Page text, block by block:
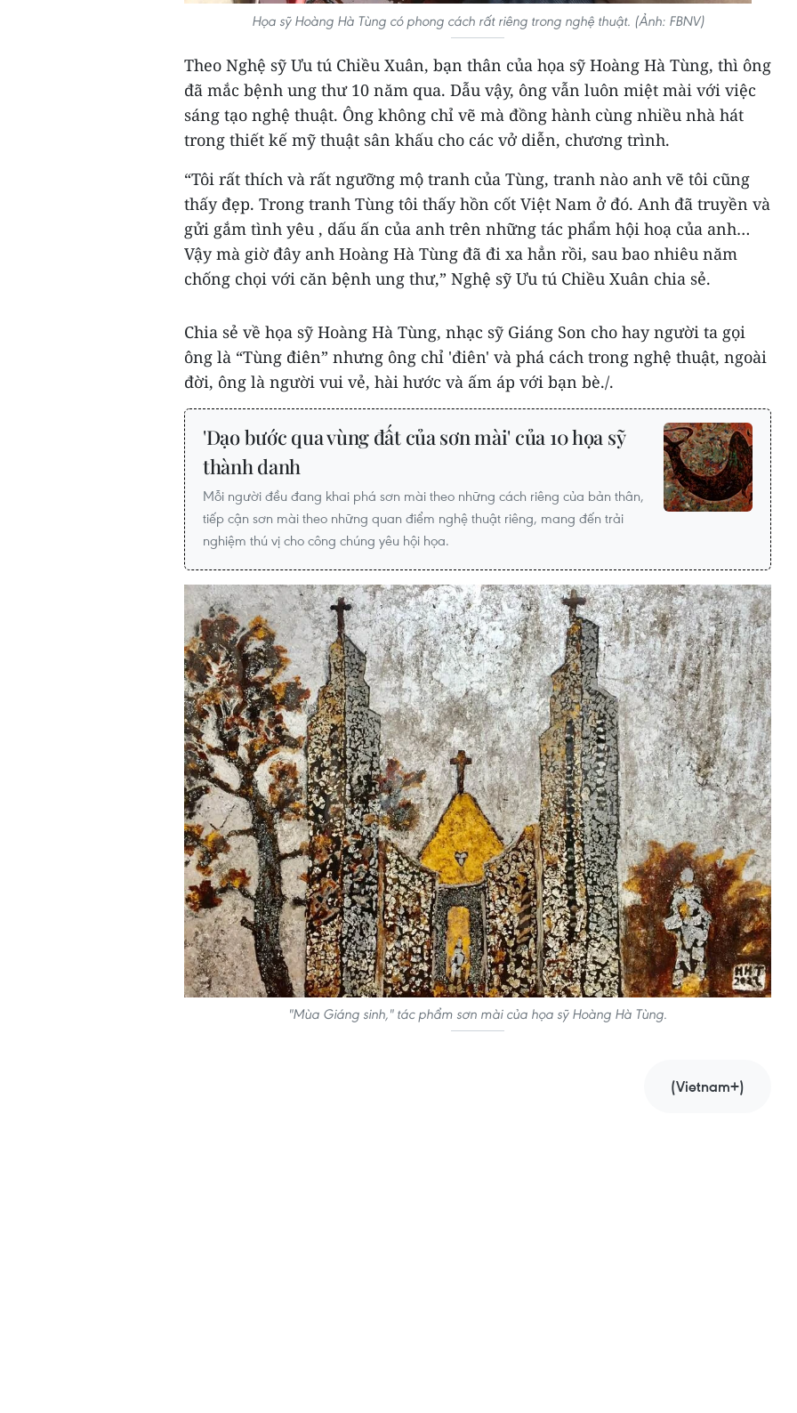
Họa sỹ Hoàng Hà Tùng có phong cách rất riêng trong nghệ thuật. (Ảnh: FBNV)
Theo Nghệ sỹ Ưu tú Chiều Xuân, bạn thân của họa sỹ Hoàng Hà Tùng, thì ông
đã mắc bệnh ung thư 10 năm qua. Dẫu vậy, ông vẫn luôn miệt mài với việc
sáng tạo nghệ thuật. Ông không chỉ vẽ mà đồng hành cùng nhiều nhà hát
trong thiết kế mỹ thuật sân khấu cho các vở diễn, chương trình.
“Tôi rất thích và rất ngưỡng mộ tranh của Tùng, tranh nào anh vẽ tôi cũng
thấy đẹp. Trong tranh Tùng tôi thấy hồn cốt Việt Nam ở đó. Anh đã truyền và
gửi gắm tình yêu , dấu ấn của anh trên những tác phẩm hội hoạ của anh…
Vậy mà giờ đây anh Hoàng Hà Tùng đã đi xa hẳn rồi, sau bao nhiêu năm
chống chọi với căn bệnh ung thư,” Nghệ sỹ Ưu tú Chiều Xuân chia sẻ.
Chia sẻ về họa sỹ Hoàng Hà Tùng, nhạc sỹ Giáng Son cho hay người ta gọi
ông là “Tùng điên” nhưng ông chỉ 'điên' và phá cách trong nghệ thuật, ngoài
đời, ông là người vui vẻ, hài hước và ấm áp với bạn bè./.
'Dạo bước qua vùng đất của sơn mài' của 10 họa sỹ
thành danh
Mỗi người đều đang khai phá sơn mài theo những cách riêng của bản thân,
tiếp cận sơn mài theo những quan điểm nghệ thuật riêng, mang đến trải
nghiệm thú vị cho công chúng yêu hội họa.
"Mùa Giáng sinh," tác phẩm sơn mài của họa sỹ Hoàng Hà Tùng.
(Vietnam+)